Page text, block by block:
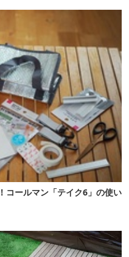
コールマン「テイク6」の使い